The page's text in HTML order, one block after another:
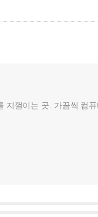
지껄이는 곳. 가끔씩 컴